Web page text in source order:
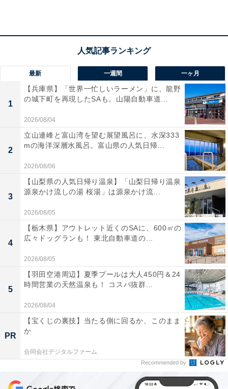
所在地：静岡県賀茂郡東伊豆町稲取1531
交通手段：伊豆急行線「伊豆稲取駅」より徒歩約15分／
無料送迎バスで約5分／「東京用賀IC」より約2時間40分
料金
大人1名（参考価格）：2万900円
※料金は公式Webサイト参考価格
※プラン・部屋により価格は変動します
チェックイン・チェックアウト
チェックイン：15:00
チェックアウト：12:00
※プランにより時間が異なる可能性があります
【静岡県の人気ホテル】「海一望絶景の宿 い
なとり荘」が選ばれる理由
最新 一週間 一ヶ月
1
【兵庫県】「世界一忙しいラーメン」に、龍野
の城下町を再現したSAも。山陽自動車道...
2026/08/04
2
立山連峰と富山湾を望む展望風呂に、水深333
mの海洋深層水風呂。富山県の人気日帰...
2026/08/06
3
【山梨県の人気日帰り温泉】「山梨日帰り温泉
源泉かけ流しの湯 桜湯」は源泉かけ流...
2026/08/05
4
【栃木県】アウトレット近くのSAに、600㎡の
広々ドッグランも！ 東北自動車道の...
2026/08/05
5
【羽田空港周辺】夏季プールは大人450円＆24
時間営業の天然温泉も！ コスパ抜群...
2026/08/04
PR
【宝くじの裏技】当たる側に回るか、このまま
か
合同会社デジタルファーム
Recommended by